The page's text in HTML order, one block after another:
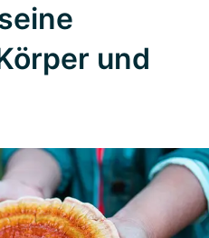
und